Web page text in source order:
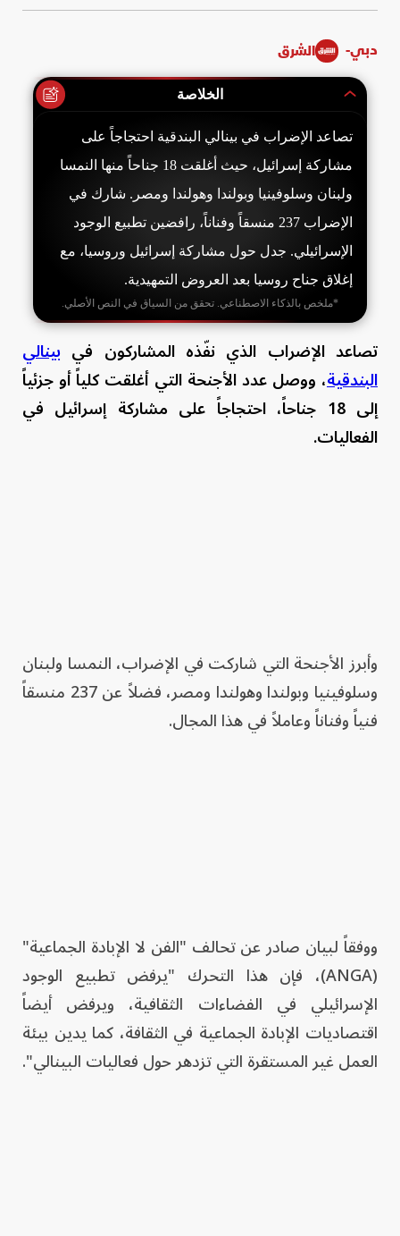
دبي- الشرق
الخلاصة
تصاعد الإضراب في بينالي البندقية احتجاجاً على
مشاركة إسرائيل، حيث أغلقت 18 جناحاً منها النمسا
ولبنان وسلوفينيا وبولندا وهولندا ومصر. شارك في
الإضراب 237 منسقاً وفناناً، رافضين تطبيع الوجود
الإسرائيلي. جدل حول مشاركة إسرائيل وروسيا، مع
إغلاق جناح روسيا بعد العروض التمهيدية.
*ملخص بالذكاء الاصطناعي. تحقق من السياق في النص الأصلي.
تصاعد الإضراب الذي نفّذه المشاركون في بينالي
البندقية، ووصل عدد الأجنحة التي أغلقت كلياً أو جزئياً
إلى 18 جناحاً، احتجاجاً على مشاركة إسرائيل في
الفعاليات.
وأبرز الأجنحة التي شاركت في الإضراب، النمسا ولبنان
وسلوفينيا وبولندا وهولندا ومصر، فضلاً عن 237 منسقاً
فنياً وفناناً وعاملاً في هذا المجال.
ووفقاً لبيان صادر عن تحالف "الفن لا الإبادة الجماعية"
(ANGA)، فإن هذا التحرك "يرفض تطبيع الوجود
الإسرائيلي في الفضاءات الثقافية، ويرفض أيضاً
اقتصاديات الإبادة الجماعية في الثقافة، كما يدين بيئة
العمل غير المستقرة التي تزدهر حول فعاليات البينالي".